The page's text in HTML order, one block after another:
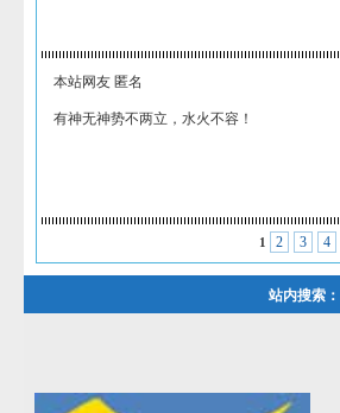
本站网友 匿名
有神无神势不两立，水火不容！
1 2 3 4
站内搜索：